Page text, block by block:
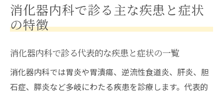
消化器内科で診る主な疾患と症状
の特徴
消化器内科で診る代表的な疾患と症状の一覧
消化器内科では胃炎や胃潰瘍、逆流性食道炎、肝炎、胆
石症、膵炎など多岐にわたる疾患を診療します。代表的